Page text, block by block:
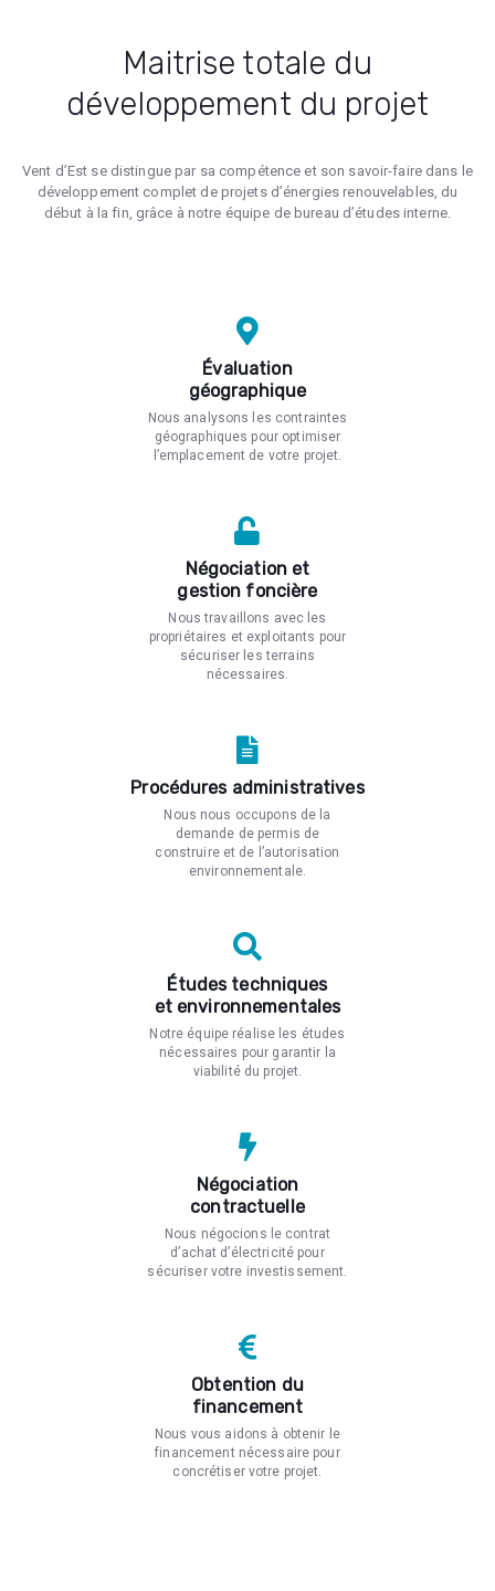
Maitrise totale du
développement du projet
Vent d’Est se distingue par sa compétence et son savoir-faire dans le
développement complet de projets d’énergies renouvelables, du
début à la fin, grâce à notre équipe de bureau d’études interne.
Évaluation
géographique
Nous analysons les contraintes
géographiques pour optimiser
l’emplacement de votre projet.
Négociation et
gestion foncière
Nous travaillons avec les
propriétaires et exploitants pour
sécuriser les terrains
nécessaires.
Procédures administratives
Nous nous occupons de la
demande de permis de
construire et de l’autorisation
environnementale.
Études techniques
et environnementales
Notre équipe réalise les études
nécessaires pour garantir la
viabilité du projet.
Négociation
contractuelle
Nous négocions le contrat
d’achat d’électricité pour
sécuriser votre investissement.
Obtention du
financement
Nous vous aidons à obtenir le
financement nécessaire pour
concrétiser votre projet.